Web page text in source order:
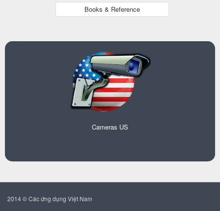
Books & Reference
Cameras US
2014 © Các ứng dụng Việt Nam